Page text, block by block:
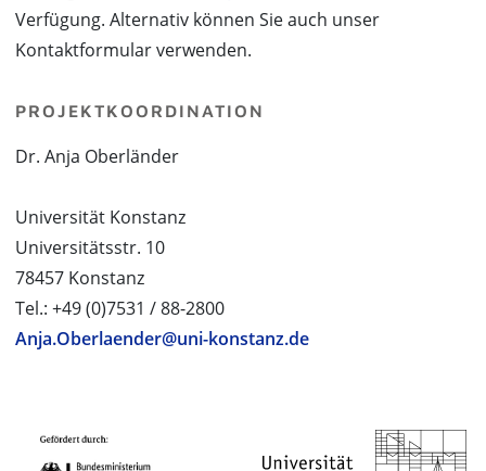
Verfügung. Alternativ können Sie auch unser
Kontaktformular verwenden.
PROJEKTKOORDINATION
Dr. Anja Oberländer
Universität Konstanz
Universitätsstr. 10
78457 Konstanz
Tel.: +49 (0)7531 / 88-2800
Anja.Oberlaender@uni-konstanz.de